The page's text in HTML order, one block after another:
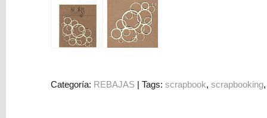
Tarjeta
Regalo
Figuras
Categoría: REBAJAS |Tags:scrapbook scrapbooking